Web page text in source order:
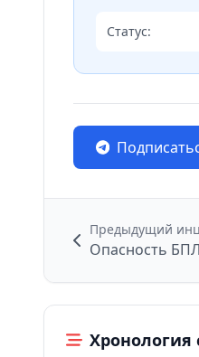
Статус:
Предыдущий
Опасность
Хронология